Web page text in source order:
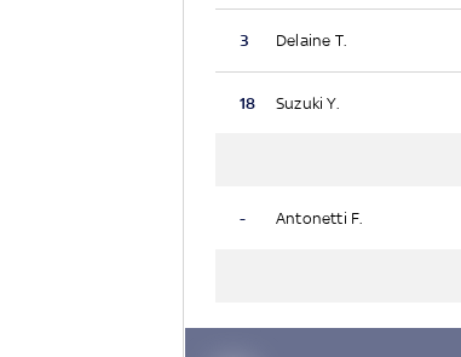
3 Delaine T.
18 Suzuki Y.
- Antonetti F.